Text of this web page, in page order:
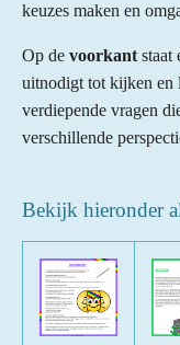
keuzes maken en
Op de voorkant staat
uitnodigt tot kijken en
verdiepende vragen
verschillende
Bekijk hieronder